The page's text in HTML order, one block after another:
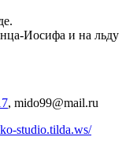
Иосифа и на льду
, mido99@mail.ru
studio.tilda.ws/